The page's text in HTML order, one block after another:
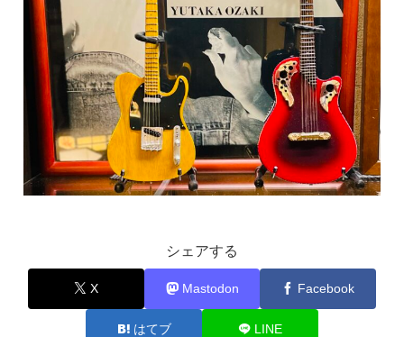
シェアする
X Mastodon Facebook
はてブ LINE